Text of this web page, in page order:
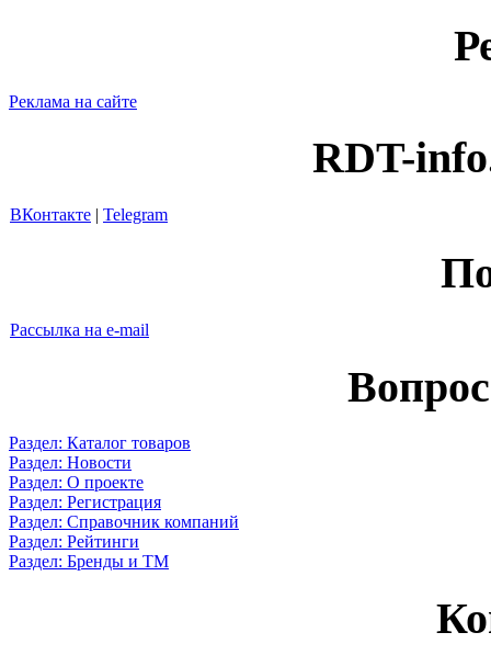
Реклама на сайте
RDT-
ВКонтакте | Telegram
Рассылка на e-mail
Раздел: Каталог товаров
Раздел: Новости
Раздел: О проекте
Раздел: Регистрация
Раздел: Справочник компаний
Раздел: Рейтинги
Раздел: Бренды и ТМ